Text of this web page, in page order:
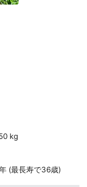
kg
(最長寿で36歳)